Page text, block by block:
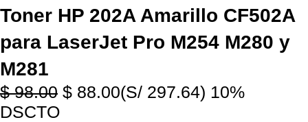
Toner HP 202A Amarillo CF502A
para LaserJet Pro M254 M280 y
M281
$98.00 $ 88.00(S/ 297.64) 10%
DSCTO